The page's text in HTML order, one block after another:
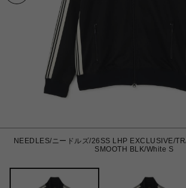
NEEDLES/ニードルズ/26SS LHP EXCLUSIVE/
SMOOTH BLK/White S